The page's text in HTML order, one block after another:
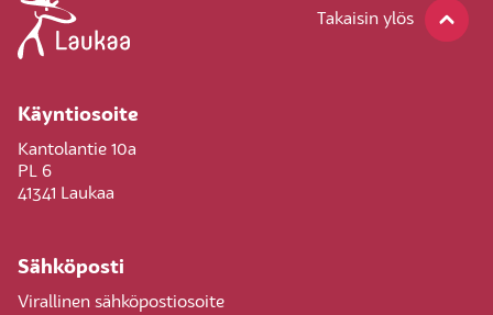
Takaisin ylös
Käyntiosoite
Kantolantie 10a
PL 6
41341 Laukaa
Sähköposti
Virallinen sähköpostiosoite